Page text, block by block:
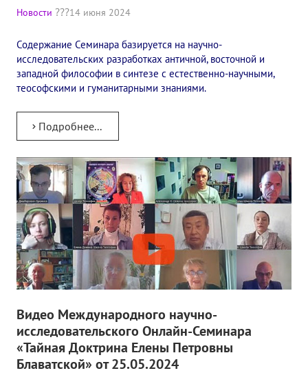
Новости 14 июня 2024
Содержание Семинара базируется на научно-
исследовательских разработках античной, восточной и
западной философии в синтезе с естественно-научными,
теософскими и гуманитарными знаниями.
Подробнее...
Видео Международного научно-
исследовательского Онлайн-Семинара
«Тайная Доктрина Елены Петровны
Блаватской» от 25.05.2024